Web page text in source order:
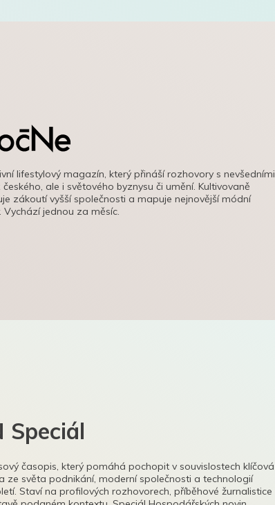
lifestylový magazín, který přináší rozhovory s nevšedními
ale i světového byznysu či umění. Kultivovaně
zákoutí vyšší společnosti a mapuje nejnovější módní
Vychází jednou za měsíc.
Speciál
časopis, který pomáhá pochopit v souvislostech klíčová
ze světa podnikání, moderní společnosti a technologií
Staví na profilových rozhovorech, příběhové žurnalistice